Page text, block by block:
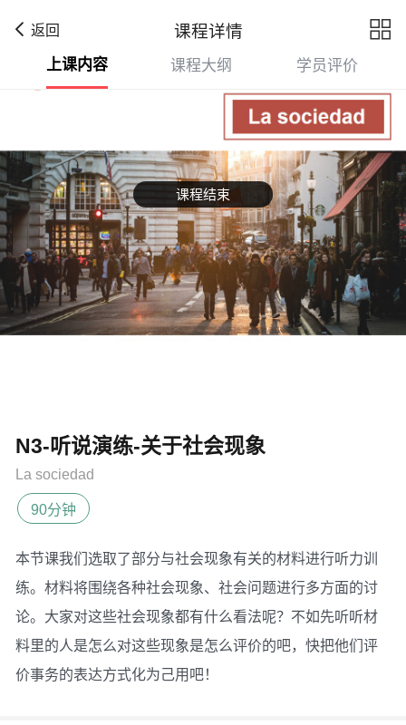
返回 课程详情 
课程结束
上课内容 课程大纲 学员评价
N3-听说演练-关于社会现象
La sociedad
90分钟
本节课我们选取了部分与社会现象有关的材料进行听力训
练。材料将围绕各种社会现象、社会问题进行多方面的讨
论。大家对这些社会现象都有什么看法呢？不如先听听材
料里的人是怎么对这些现象是怎么评价的吧，快把他们评
价事务的表达方式化为己用吧！